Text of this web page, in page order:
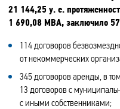
21 144,25 у. е.
1 690,08 МВА, заключило
114 договоров
от некоммерческих
345 договоров аренды, в
13 договоров с
с иными собственниками;